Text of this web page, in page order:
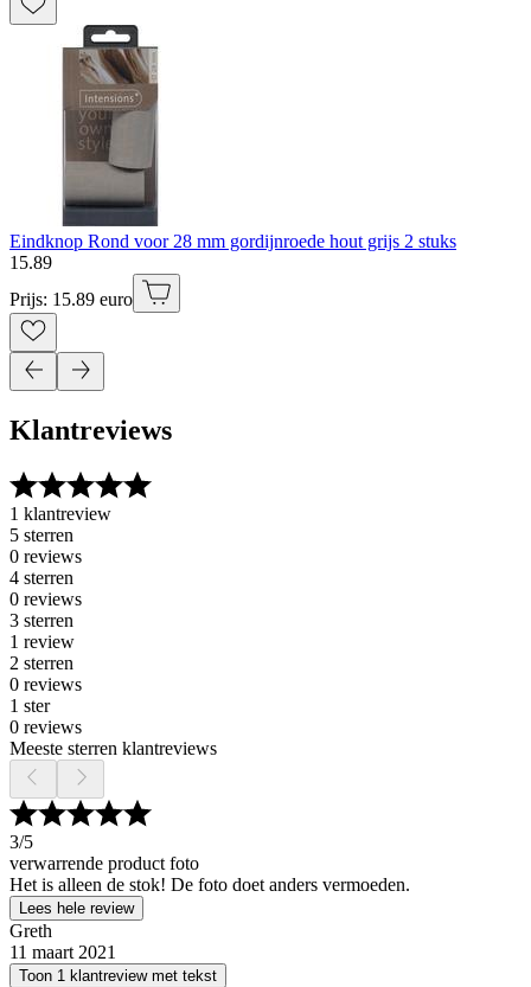
Eindknop Rond voor 28 mm gordijnroede hout grijs 2 stuks
15.89
Prijs: 15.89 euro
Klantreviews
1 klantreview
5 sterren
0 reviews
4 sterren
0 reviews
3 sterren
1 review
2 sterren
0 reviews
1 ster
0 reviews
Meeste sterren klantreviews
3/5
verwarrende product foto
Het is alleen de stok! De foto doet anders vermoeden.
Lees hele review
Greth
11 maart 2021
Toon 1 klantreview met tekst